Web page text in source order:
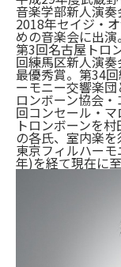
音楽学部新人演
2018年セイジ・
めの音楽会に出演
第3回名古屋トロ
回練馬区新人演
最優秀賞。第34
ーモニー交響楽
ロンボーン協会
回コンセール・マ
トロンボーンを
の各氏、室内楽を
東京フィルハー
年)を経て現在に